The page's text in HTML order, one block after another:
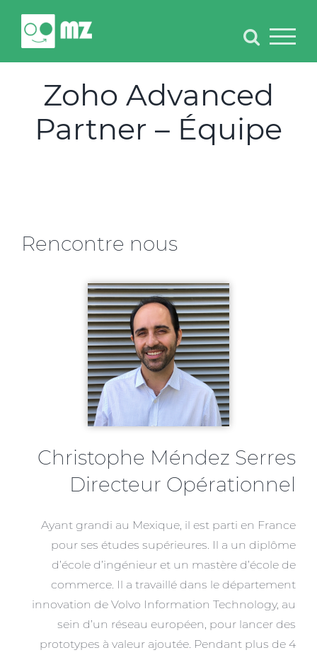
content
Zoho Advanced
Partner – Équipe
Rencontre nous
Christophe Méndez Serres
Directeur Opérationnel
Ayant grandi au Mexique, il est parti en France
pour ses études supérieures. Il a un diplôme
d’école d’ingénieur et un mastère d’école de
commerce. Il a travaillé dans le département
innovation de Volvo Information Technology, au
sein d’un réseau européen, pour lancer des
prototypes à valeur ajoutée. Pendant plus de 4